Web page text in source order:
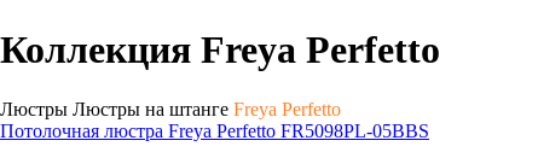
Коллекция Freya Perfetto
Люстры Люстры на штанге Freya Perfetto
Потолочная люстра Freya Perfetto FR5098PL-05BBS